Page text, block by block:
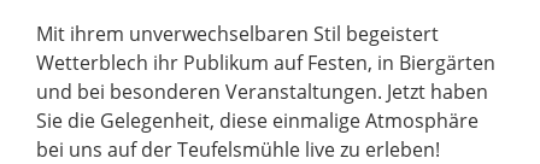
Mit ihrem unverwechselbaren Stil begeistert
Wetterblech ihr Publikum auf Festen, in Biergärten
und bei besonderen Veranstaltungen. Jetzt haben
Sie die Gelegenheit, diese einmalige Atmosphäre
bei uns auf der Teufelsmühle live zu erleben!